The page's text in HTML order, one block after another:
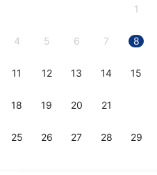
1
4 5 6 7 8
11 12 13 14 15
18 19 20 21
25 26 27 28 29